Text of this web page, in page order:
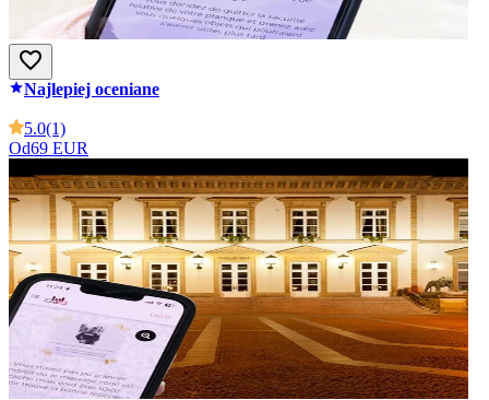
Najlepiej oceniane
5.0(1)
Od69 EUR